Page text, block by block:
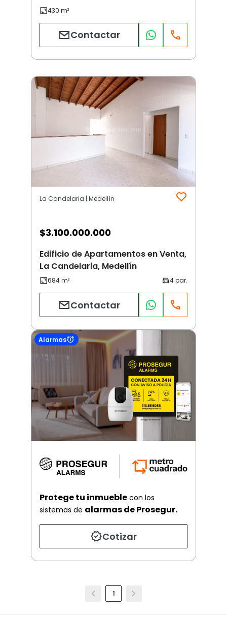
Contactar
La Candelaria | Medellín
$3.100.000.000
Edificio de Apartamentos en Venta,
La Candelaria, Medellín
Contactar
Alarmas
Protege tu inmueble con los
sistemas de alarmas de Prosegur.
Cotizar
1